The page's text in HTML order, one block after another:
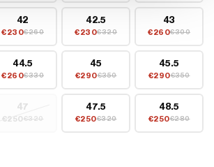
42
€230€260
42.5
€230€320
43
€260€300
44.5
€260€330
45
€290€350
45.5
€290€350
47
€250 €320
47.5
€250€320
48.5
€250€280